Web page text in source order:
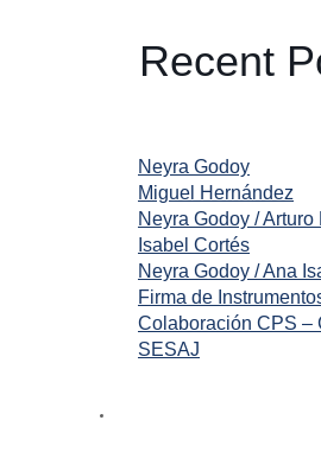
Recent
Neyra Godoy
Miguel Hernández
Neyra Godoy / Arturo
Isabel Cortés
Neyra Godoy / Ana
Firma de
Colaboración CPS –
SESAJ